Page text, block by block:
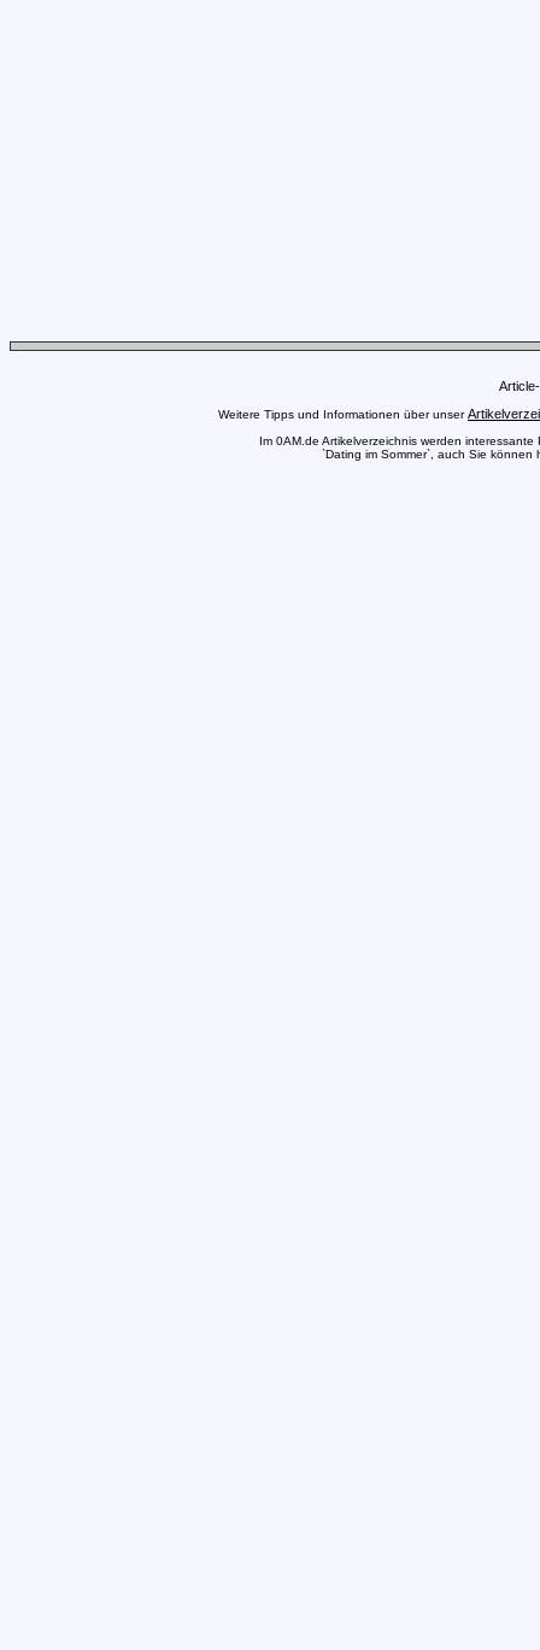
Weitere Tipps und Informationen über unser
Im 0AM.de Artikelverzeichnis werden
`Dating im Sommer`, auch Sie